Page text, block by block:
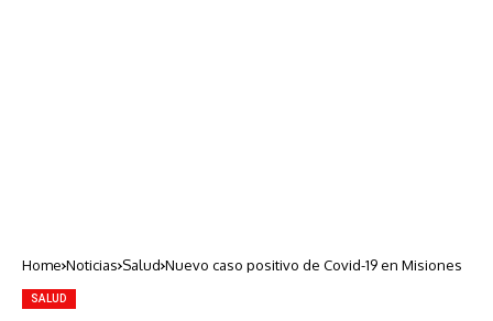
Home Noticias Salud Nuevo caso positivo de Covid-19 en Misiones
SALUD